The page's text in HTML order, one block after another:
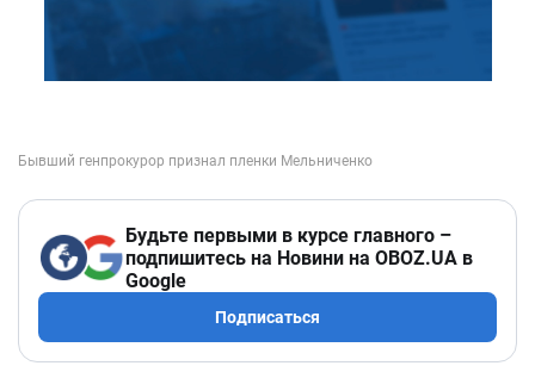
Будьте первыми в курсе главного –
подпишитесь на Новини на OBOZ.UA в
Google
Подписаться